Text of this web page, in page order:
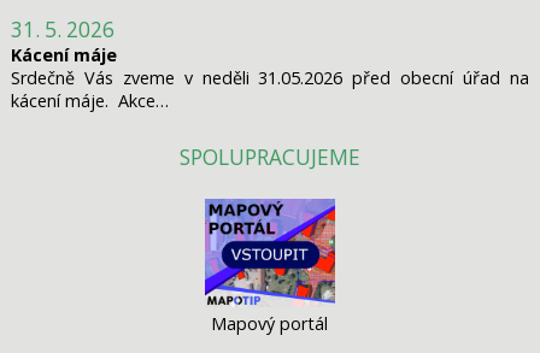
31. 5. 2026
Kácení máje
Srdečně Vás zveme v neděli 31.05.2026 před obecní úřad na
kácení máje. Akce…
SPOLUPRACUJEME
Mapový portál